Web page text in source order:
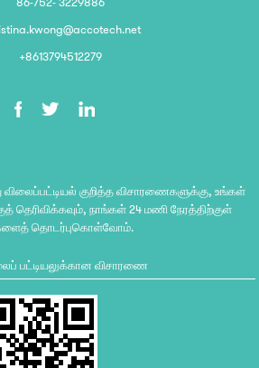
+8613794512279
குறித்த விசாரணைகளுக்கு, உங்கள்
நாங்கள் 24 மணி நேரத்திற்குள்
தொடர்புகொள்வோம்.
பட்டியலுக்கான விசாரணை